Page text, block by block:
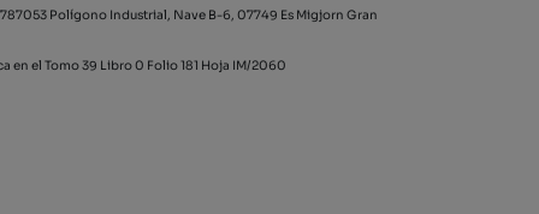
Polígono Industrial, Nave B-6, 07749 Es Migjorn Gran
en el Tomo 39 Libro 0 Folio 181 Hoja IM/2060